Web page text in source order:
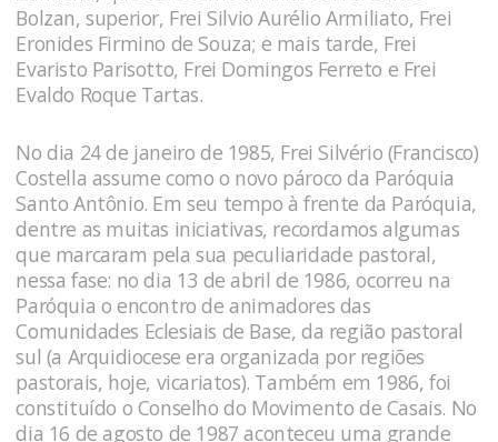
Bolzan, superior, Frei Silvio Aurélio Armiliato, Frei
Eronides Firmino de Souza; e mais tarde, Frei
Evaristo Parisotto, Frei Domingos Ferreto e Frei
Evaldo Roque Tartas.
No dia 24 de janeiro de 1985, Frei Silvério (Francisco)
Costella assume como o novo pároco da Paróquia
Santo Antônio. Em seu tempo à frente da Paróquia,
dentre as muitas iniciativas, recordamos algumas
que marcaram pela sua peculiaridade pastoral,
nessa fase: no dia 13 de abril de 1986, ocorreu na
Paróquia o encontro de animadores das
Comunidades Eclesiais de Base, da região pastoral
sul (a Arquidiocese era organizada por regiões
pastorais, hoje, vicariatos). Também em 1986, foi
constituído o Conselho do Movimento de Casais. No
dia 16 de agosto de 1987 aconteceu uma grande